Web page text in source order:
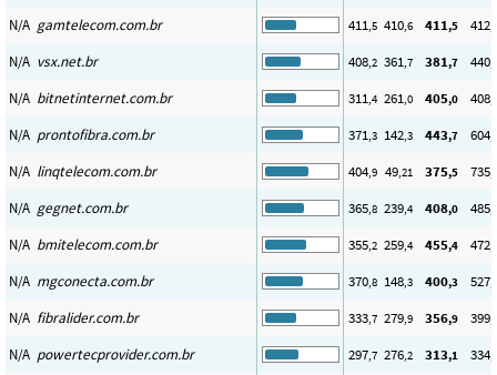
N/A gamtelecom.com.br 411,5 410,6 411,5 412
N/A vsx.net.br 408,2 361,7 381,7 440
N/A bitnetinternet.com.br 311,4 261,0 405,0 408
N/A prontofibra.com.br 371,3 142,3 443,7 604
N/A linqtelecom.com.br 404,9 49,21 375,5 735
N/A gegnet.com.br 365,8 239,4 408,0 485
N/A bmitelecom.com.br 355,2 259,4 455,4 472
N/A mgconecta.com.br 370,8 148,3 400,3 527
N/A fibralider.com.br 333,7 279,9 356,9 399
N/A powertecprovider.com.br 297,7 276,2 313,1 334